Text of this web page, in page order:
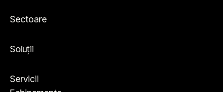
Sectoare
Soluții
Servicii